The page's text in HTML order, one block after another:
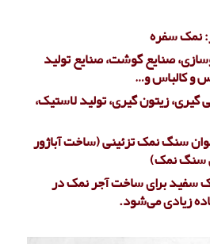
نمک سفره
صنایع گوشت، صنایع تولید
و کالباس و…
زیتون گیری، تولید لاستیک،
سنگ نمک تزئینی (ساخت آباژور
سنگ نمک)
سفید برای ساخت آجر نمک در
زیادی می‌شود.